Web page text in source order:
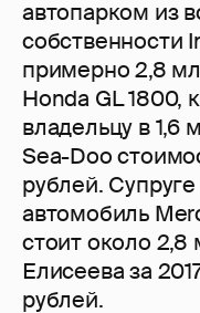
автопарком из
собственности
примерно 2,8
Honda GL 1800,
владельцу в 1,6
Sea-Doo
рублей.
автомобиль
стоит около
Елисеева за
рублей.